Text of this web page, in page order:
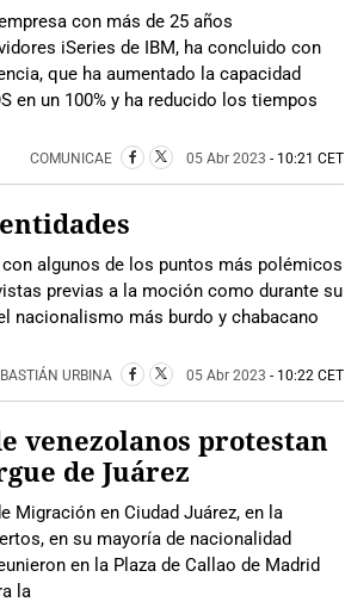
con más de 25 años
iSeries de IBM, ha concluido con
que ha aumentado la capacidad
en un 100% y ha reducido los tiempos
COMUNICAE 05 Abr 2023 - 10:21 CET
algunos de los puntos más polémicos
previas a la moción como durante su
nacionalismo más burdo y chabacano
URBINA 05 Abr 2023 - 10:22 CET
venezolanos protestan
de Juárez
Migración en Ciudad Juárez, en la
en su mayoría de nacionalidad
en la Plaza de Callao de Madrid
la